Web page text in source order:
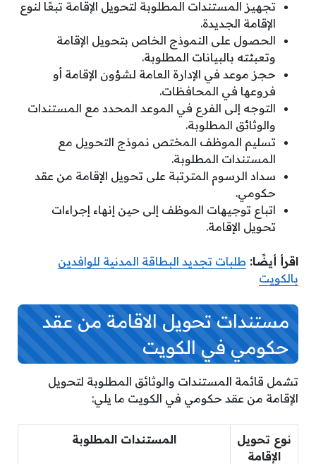
تجهيز المستندات المطلوبة لتحويل الإقامة تبعًا لنوع
الإقامة الجديدة.
الحصول على النموذج الخاص بتحويل الإقامة
وتعبئته بالبيانات المطلوبة.
حجز موعد في الإدارة العامة لشؤون الإقامة أو
فروعها في المحافظات.
التوجه إلى الفرع في الموعد المحدد مع المستندات
والوثائق المطلوبة.
تسليم الموظف المختص نموذج التحويل مع
المستندات المطلوبة.
سداد الرسوم المترتبة على تحويل الإقامة من عقد
حكومي.
اتباع توجيهات الموظف إلى حين إنهاء إجراءات
تحويل الإقامة.
اقرأ أيضًا: طلبات تجديد البطاقة المدنية للوافدين
بالكويت
مستندات تحويل الاقامة من عقد
حكومي في الكويت
تشمل قائمة المستندات والوثائق المطلوبة لتحويل
الإقامة من عقد حكومي في الكويت ما يلي:
نوع تحويل
الإقامة
المستندات المطلوبة